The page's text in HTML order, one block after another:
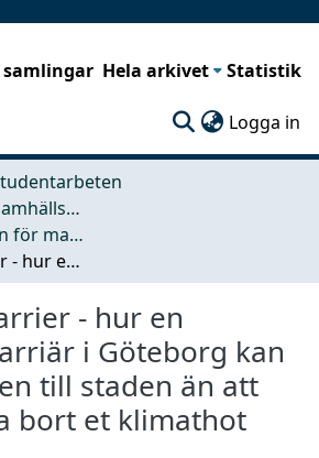
samlingar Hela arkivet Statistik
Logga in
Arkitektur och samhällsbyggnadsteknik (ACE)
Examensarbeten för masterexamen
Beyond a barrier - hur en högvattenbarriär i Göteborg kan ge fler värden till staden än att enbart mota bort et klimathot
- hur en
i Göteborg kan
till staden än att
bort et klimathot